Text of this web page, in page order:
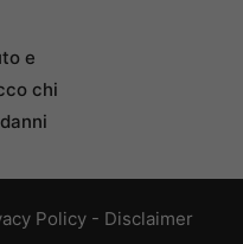
e
chi
Policy - Disclaimer